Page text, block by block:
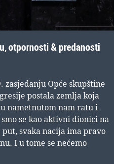
otpornosti & predanosti
Opće skupštine
postala zemlja koja
nametnutom nam ratu i
se kao aktivni dionici na
svaka nacija ima pravo
I u tome se nećemo